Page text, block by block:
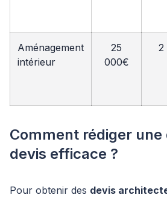
Aménagement
intérieur
25
000€
2
Comment rédiger une
devis efficace ?
Pour obtenir des devis